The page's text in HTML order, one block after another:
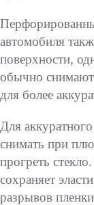
автомобиля
поверхности,
обычно снимают
для более
Для
снимать при
прогреть
сохраняет
разрывов